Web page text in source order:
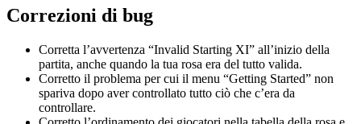
Correzioni di bug
Corretta l’avvertenza “Invalid Starting XI” all’inizio della
partita, anche quando la tua rosa era del tutto valida.
Corretto il problema per cui il menu “Getting Started” non
spariva dopo aver controllato tutto ciò che c’era da
controllare.